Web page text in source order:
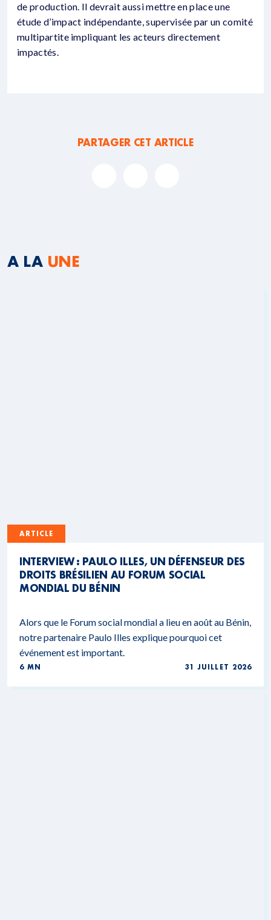
de production. Il devrait aussi mettre en place une
étude d’impact indépendante, supervisée par un comité
multipartite impliquant les acteurs directement
impactés.
PARTAGER CET ARTICLE
A LA UNE
ARTICLE
INTERVIEW : PAULO ILLES, UN DÉFENSEUR DES
DROITS BRÉSILIEN AU FORUM SOCIAL
MONDIAL DU BÉNIN
Alors que le Forum social mondial a lieu en août au Bénin,
notre partenaire Paulo Illes explique pourquoi cet
événement est important.
6 MN 31 JUILLET 2026